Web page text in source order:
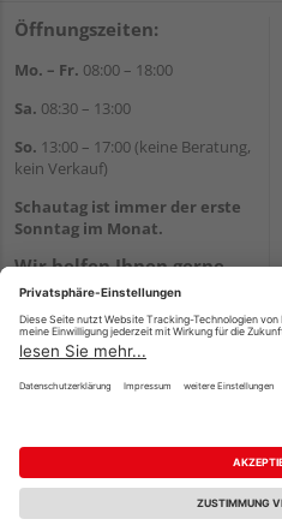
Öffnungszeiten:
Mo. – Fr. 08:00 – 18:00
Sa. 08:30 – 13:00
So. 13:00 – 17:00 (keine Beratung,
kein Verkauf)
Schautag ist immer der erste
Sonntag im Monat.
Wir helfen Ihnen gerne
weiter
Tel.:+49 8861 25240
E-Mail:info@holzland-
schweizer.de
Impressum AGB
Reservierungsbedingungen